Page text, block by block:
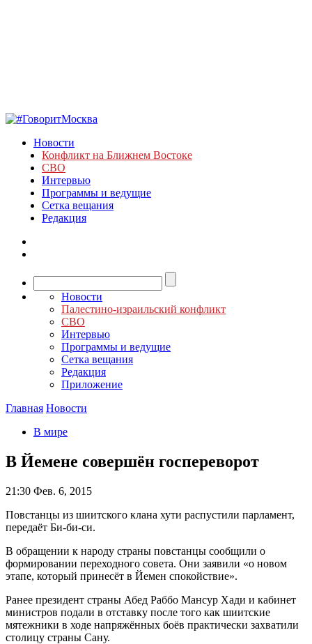
Новости
Конфликт на Ближнем Востоке
СВО
Интервью
Программы и ведущие
Сетка вещания
Редакция
Новости
Палестино-израильский конфликт
СВО
Интервью
Программы и ведущие
Сетка вещания
Редакция
Приложение
Главная Новости
В мире
В Йемене совершён госпереворот
21:30 Фев. 6, 2015
Повстанцы из шиитского клана хути распустили парламент,
передаёт Би-би-си.
В обращении к народу страны повстанцы сообщили о
формировании переходного совета. Они заявили «о новом
этапе, который принесёт в Йемен спокойствие».
Ранее президент страны Абед Раббо Мансур Хади и кабинет
министров подали в отставку после того как шиитские
мятежники в ходе напряжённых боёв практически захватили
столицу страны Сану.